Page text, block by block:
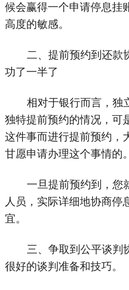
候会赢得一个申请停息挂
高度的敏感。
二、提前预约到还款
功了一半了
相对于银行而言，独
独特提前预约的情况，可
这件事而进行提前预约，
甘愿申请办理这个事情的。
一旦提前预约到，您
人员，实际详细地协商停
宜。
三、争取到公平谈判
很好的谈判准备和技巧。